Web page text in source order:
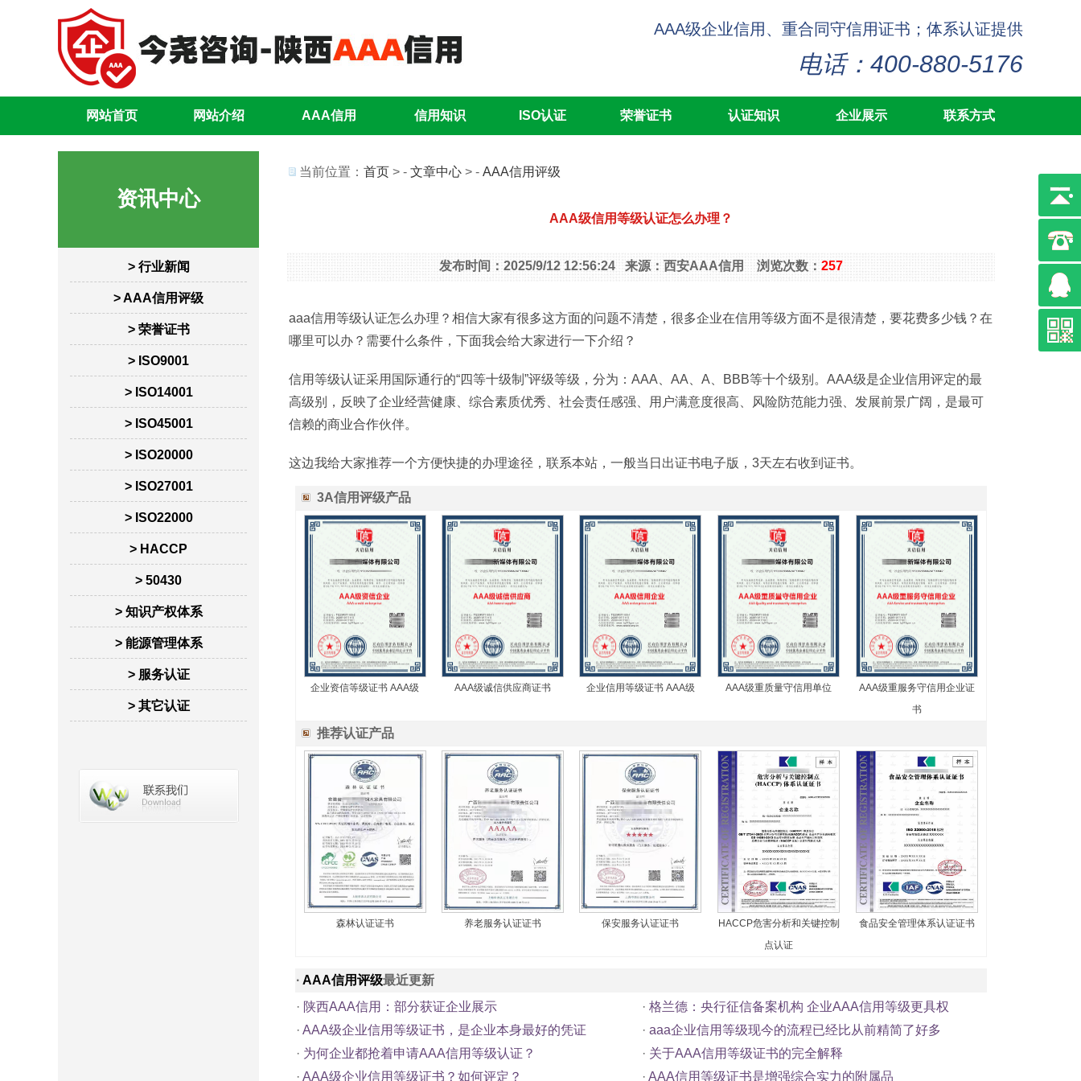
AAA级企业信用、重合同守信用证书；体系认证提供
电话：400-880-5176
网站首页 网站介绍 AAA信用 信用知识 ISO认证 荣誉证书 认证知识 企业展示 联系方式
资讯中心
> 行业新闻
> AAA信用评级
> 荣誉证书
> ISO9001
> ISO14001
> ISO45001
> ISO20000
> ISO27001
> ISO22000
> HACCP
> 50430
> 知识产权体系
> 能源管理体系
> 服务认证
> 其它认证
当前位置： 首页 > - 文章中心 > - AAA信用评级
AAA级信用等级认证怎么办理？
发布时间：2025/9/12 12:56:24 来源：西安AAA信用 浏览次数： 257
aaa信用等级认证怎么办理？相信大家有很多这方面的问题不清楚，很多企业在信用等级方面不是很清楚，要花费多少钱？在
哪里可以办？需要什么条件，下面我会给大家进行一下介绍？
信用等级认证采用国际通行的“四等十级制”评级等级，分为：AAA、AA、A、BBB等十个级别。AAA级是企业信用评定的最
高级别，反映了企业经营健康、综合素质优秀、社会责任感强、用户满意度很高、风险防范能力强、发展前景广阔，是最可
信赖的商业合作伙伴。
这边我给大家推荐一个方便快捷的办理途径，联系本站，一般当日出证书电子版，3天左右收到证书。
3A信用评级产品
企业资信等级证书 AAA级 AAA级诚信供应商证书 企业信用等级证书 AAA级 AAA级重质量守信用单位
AAA级重服务守信用企业证
书
推荐认证产品
森林认证证书 养老服务认证证书 保安服务认证证书
HACCP危害分析和关键控制
点认证
食品安全管理体系认证证书
· AAA信用评级最近更新
· 陕西AAA信用：部分获证企业展示 · 格兰德：央行征信备案机构 企业AAA信用等级更具权
· AAA级企业信用等级证书，是企业本身最好的凭证 · aaa企业信用等级现今的流程已经比从前精简了好多
· 为何企业都抢着申请AAA信用等级认证？ · 关于AAA信用等级证书的完全解释
· AAA级企业信用等级证书？如何评定？ · AAA信用等级证书是增强综合实力的附属品